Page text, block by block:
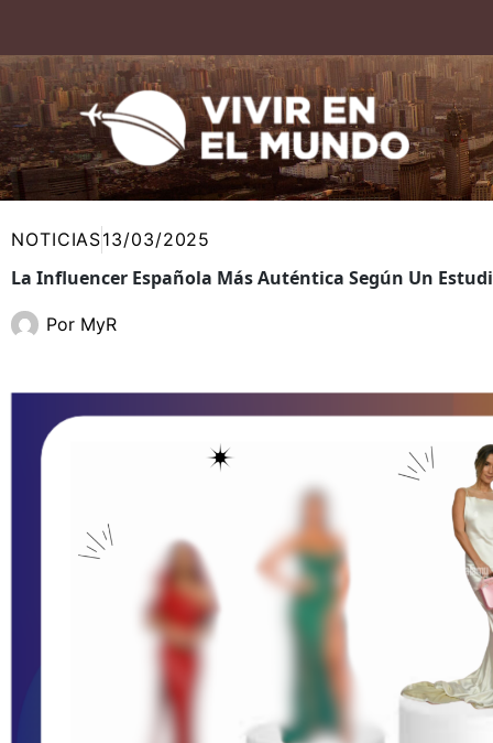
contenido
NOTICIAS13/03/2025
La Influencer Española Más Auténtica Según Un
Por MyR